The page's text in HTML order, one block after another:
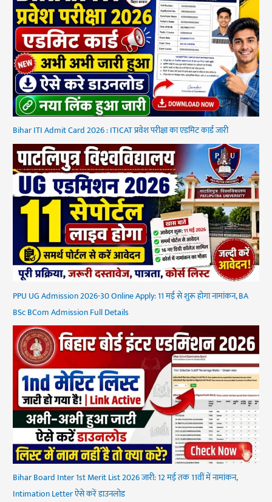
Bihar ITI Admit Card 2026 : ITICAT प्रवेश परीक्षा का एडमिट कार्ड जारी
PPU UG Admission 2026-30 Online Apply: 11 मई से शुरू होगा नामांकन, BA
BSc BCom Admission Full Details
Bihar Board Inter 1st Merit List 2026 जारी: 12 मई तक 11वीं में नामांकन,
Intimation Letter ऐसे करें डाउनलोड